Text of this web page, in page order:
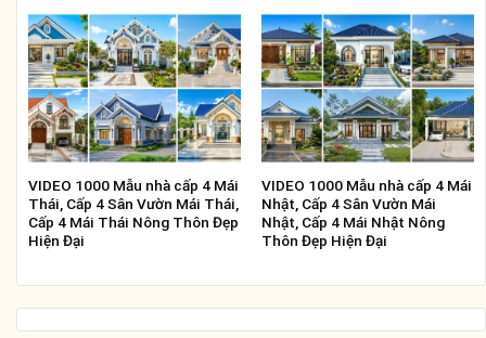
VIDEO 1000 Mẫu nhà cấp 4 Mái
Thái, Cấp 4 Sân Vườn Mái Thái,
Cấp 4 Mái Thái Nông Thôn Đẹp
Hiện Đại
VIDEO 1000 Mẫu nhà cấp 4 Mái
Nhật, Cấp 4 Sân Vườn Mái
Nhật, Cấp 4 Mái Nhật Nông
Thôn Đẹp Hiện Đại